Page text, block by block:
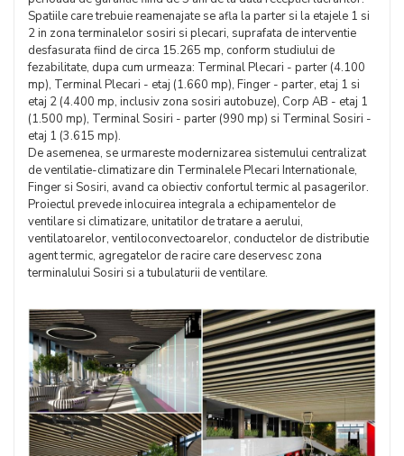
Spatiile care trebuie reamenajate se afla la parter si la etajele 1 si
2 in zona terminalelor sosiri si plecari, suprafata de interventie
desfasurata fiind de circa 15.265 mp, conform studiului de
fezabilitate, dupa cum urmeaza: Terminal Plecari - parter (4.100
mp), Terminal Plecari - etaj (1.660 mp), Finger - parter, etaj 1 si
etaj 2 (4.400 mp, inclusiv zona sosiri autobuze), Corp AB - etaj 1
(1.500 mp), Terminal Sosiri - parter (990 mp) si Terminal Sosiri -
etaj 1 (3.615 mp).
De asemenea, se urmareste modernizarea sistemului centralizat
de ventilatie-climatizare din Terminalele Plecari Internationale,
Finger si Sosiri, avand ca obiectiv confortul termic al pasagerilor.
Proiectul prevede inlocuirea integrala a echipamentelor de
ventilare si climatizare, unitatilor de tratare a aerului,
ventilatoarelor, ventiloconvectoarelor, conductelor de distributie
agent termic, agregatelor de racire care deservesc zona
terminalului Sosiri si a tubulaturii de ventilare.